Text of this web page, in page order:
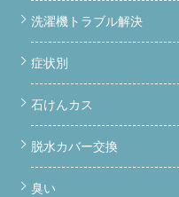
洗濯機トラブル解決
症状別
石けんカス
脱水カバー交換
臭い